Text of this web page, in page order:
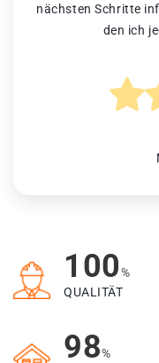
nächsten Schritte
den ich
100%
QUALITÄT
98%